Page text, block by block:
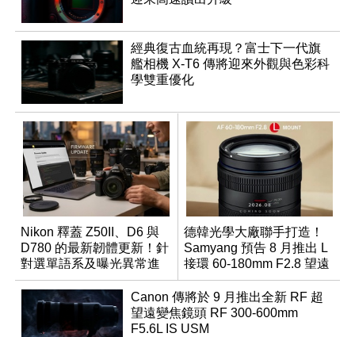
經典復古血統再現？富士下一代旗
艦相機 X-T6 傳將迎來外觀與色彩科
學雙重優化
Nikon 釋蓋 Z50II、D6 與
D780 的最新韌體更新！針
對選單語系及曝光異常進
行修復
德韓光學大廠聯手打造！
Samyang 預告 8 月推出 L
接環 60-180mm F2.8 望遠
變焦鏡
Canon 傳將於 9 月推出全新 RF 超
望遠變焦鏡頭 RF 300-600mm
F5.6L IS USM